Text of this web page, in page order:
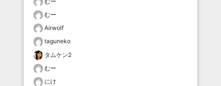
むー
Airwolf
taguneko
タムケン2
むー
にけ